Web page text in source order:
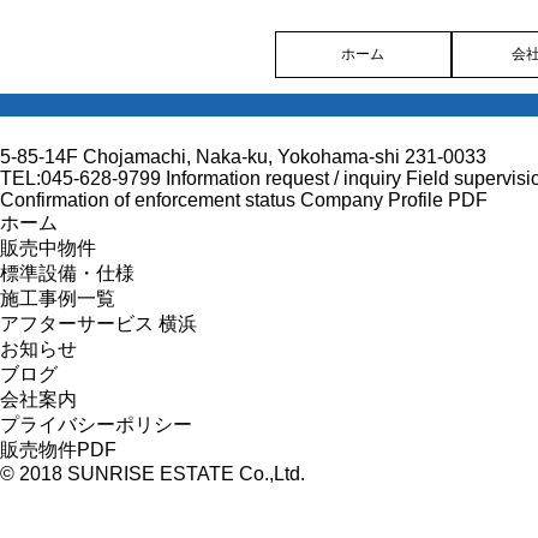
ホーム 会
5-85-14F Chojamachi, Naka-ku, Yokohama-shi 231-0033
TEL:045-628-9799 Information request / inquiry Field
Confirmation of enforcement status Company Profile PDF
ホーム
販売中物件
標準設備・仕様
施工事例一覧
アフターサービス 横浜
お知らせ
ブログ
会社案内
プライバシーポリシー
販売物件PDF
© 2018 SUNRISE ESTATE Co.,Ltd.